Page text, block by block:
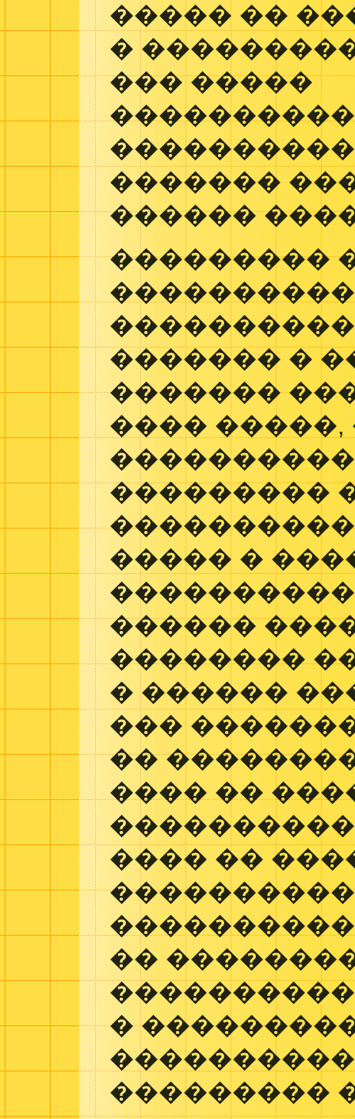
����� ��
�
��� �����
�������
������
���������
������� �
�������
���� �����,
����������
���������
����� �
������
��������
� ������
���
��
���� ��
���� ��
��
�
���������